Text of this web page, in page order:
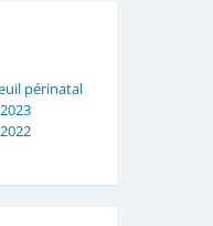
périnatal